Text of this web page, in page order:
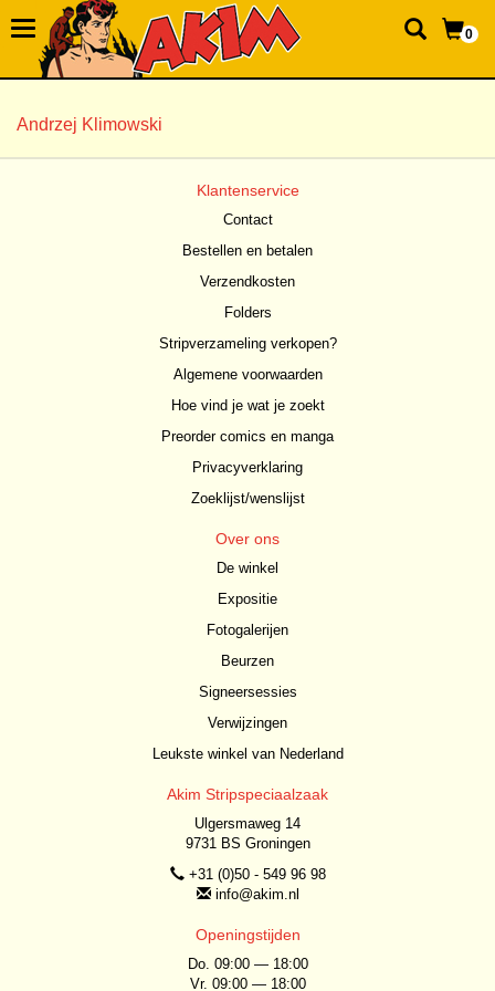
0
Andrzej Klimowski
Klantenservice
Contact
Bestellen en betalen
Verzendkosten
Folders
Stripverzameling verkopen?
Algemene voorwaarden
Hoe vind je wat je zoekt
Preorder comics en manga
Privacyverklaring
Zoeklijst/wenslijst
Over ons
De winkel
Expositie
Fotogalerijen
Beurzen
Signeersessies
Verwijzingen
Leukste winkel van Nederland
Akim Stripspeciaalzaak
Ulgersmaweg 14
9731 BS Groningen
+31 (0)50 - 549 96 98
info@akim.nl
Openingstijden
Do. 09:00 — 18:00
Vr. 09:00 — 18:00